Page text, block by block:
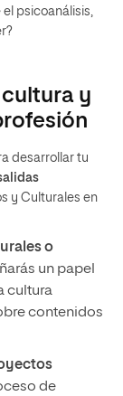
el psicoanálisis,
y
desarrollar tu
y Culturales en
o
un papel
cultura
contenidos
de